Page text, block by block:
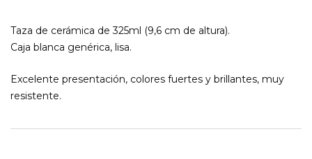
Taza de cerámica de 325ml (9,6 cm de altura).
Caja blanca genérica, lisa.
Excelente presentación, colores fuertes y brillantes, muy
resistente.